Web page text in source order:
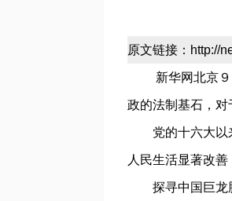
原文链接： http://
新华网北京９月
政的法制基石，对
党的十六大以来
人民生活显著改
探寻中国巨龙腾